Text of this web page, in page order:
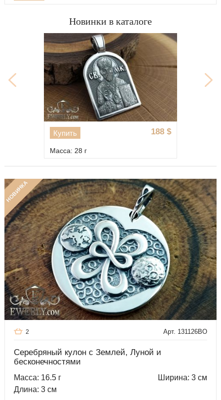
Новинки в каталоге
2272 $
Купить
Масса: 15 г
НОВИНКА
Арт. 131126BO
2
Серебряный кулон с Землей, Луной и
бесконечностями
Масса: 16.5 г
Ширина: 3 см
Длина: 3 см